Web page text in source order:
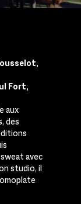
Fort,
aux
des
avec
studio, il